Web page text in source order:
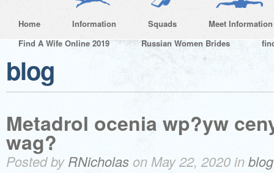
Home Information Squads
Meet Information
Find A Wife Online 2019
Russian Women Brides
blog
Metadrol ocenia wp?yw
wag?
Posted byRNicholas on May 22, 2020 inblog